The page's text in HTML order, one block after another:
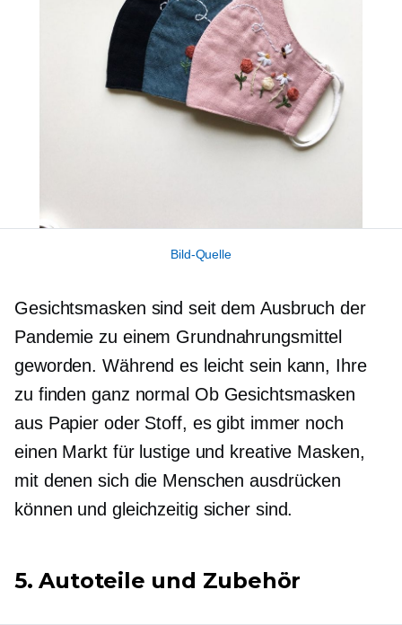
Bild-Quelle
Gesichtsmasken sind seit dem Ausbruch der
Pandemie zu einem Grundnahrungsmittel
geworden. Während es leicht sein kann, Ihre
zu findenganz normal Ob Gesichtsmasken
aus Papier oder Stoff, es gibt immer noch
einen Markt für lustige und kreative Masken,
mit denen sich die Menschen ausdrücken
können und gleichzeitig sicher sind.
5. Autoteile und Zubehör